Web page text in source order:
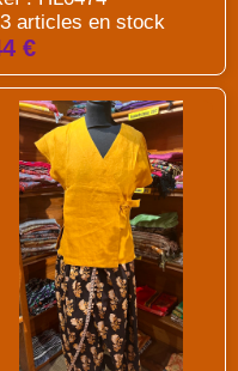
articles en stock
€